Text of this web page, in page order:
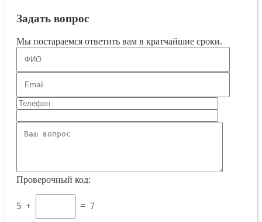
Задать вопрос
Мы постараемся ответить вам в кратчайшие сроки.
Проверочный код:
5 + = 7